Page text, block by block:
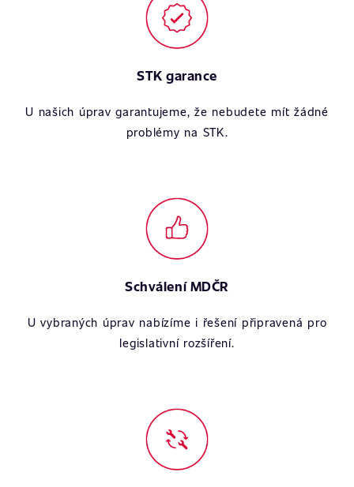
STK garance
U našich úprav garantujeme, že nebudete mít žádné
problémy na STK.
Schválení MDČR
U vybraných úprav nabízíme i řešení připravená pro
legislativní rozšíření.